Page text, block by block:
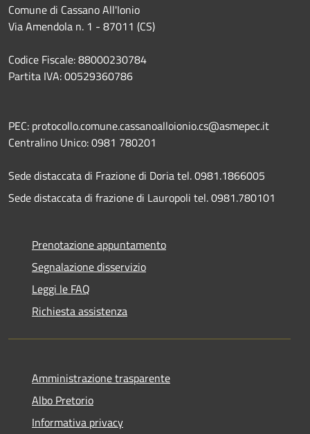
Comune di Cassano All'Ionio
Via Amendola n. 1 - 87011 (CS)
Codice Fiscale: 88000230784
Partita IVA: 00529360786
PEC: protocollo.comune.cassanoalloionio.cs@asmepec.it
Centralino Unico: 0981 780201
Sede distaccata di Frazione di Doria tel. 0981.1866005
Sede distaccata di frazione di Lauropoli tel. 0981.780101
Prenotazione appuntamento
Segnalazione disservizio
Leggi le FAQ
Richiesta assistenza
Amministrazione trasparente
Albo Pretorio
Informativa privacy